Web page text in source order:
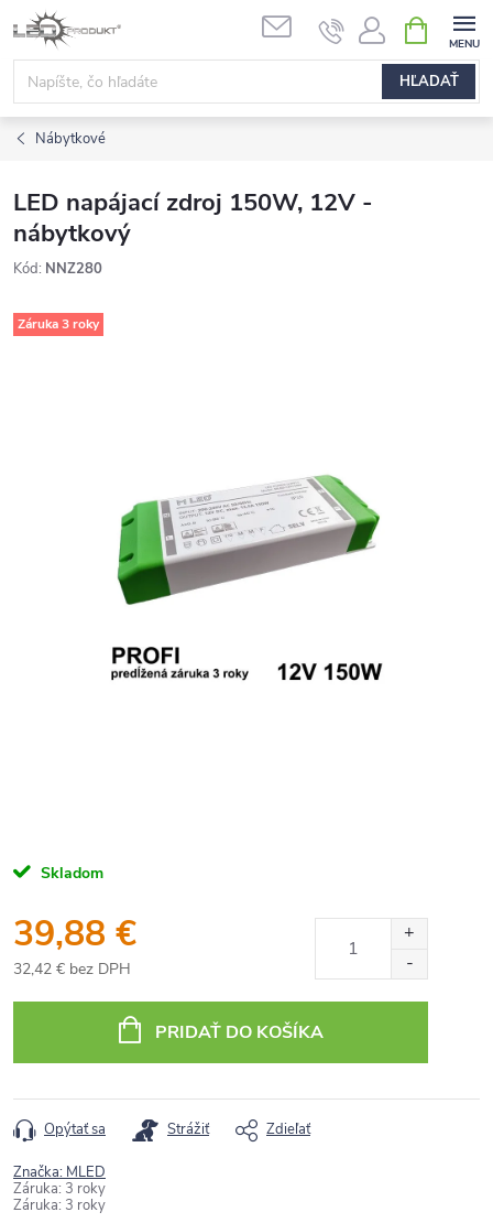
Prejsť
na
obsah
HĽADAŤ
KOŠÍK
Nábytkové
LED napájací zdroj 150W, 12V -
nábytkový
Kód: NNZ280
Záruka 3 roky
Skladom
39,88 €
32,42 € bez DPH
cena:
PRIDAŤ DO KOŠÍKA
Opýtať sa Strážiť Zdieľať
Značka: MLED
Záruka: 3 roky
Záruka: 3 roky